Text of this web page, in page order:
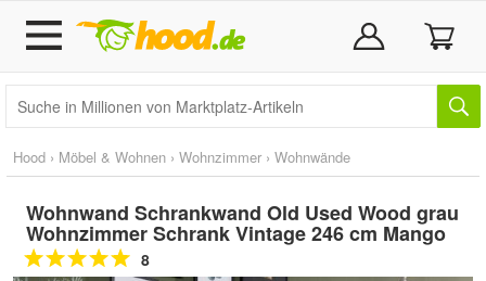
Hood › Möbel & Wohnen › Wohnzimmer › Wohnwände
Wohnwand Schrankwand Old Used Wood grau
Wohnzimmer Schrank Vintage 246 cm Mango
8